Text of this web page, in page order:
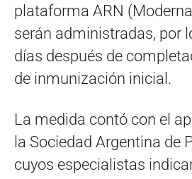
plataforma ARN
serán administradas, por
días después de
de inmunización inicial.
La medida contó con el
la Sociedad Argentina de
cuyos especialistas